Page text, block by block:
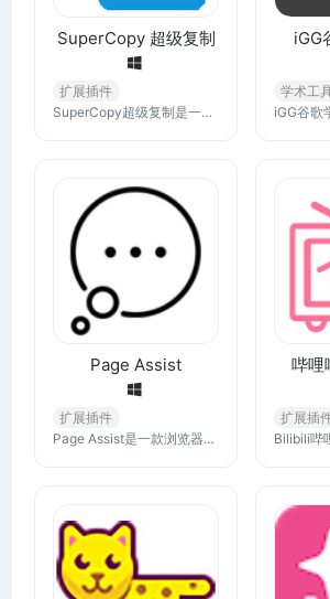
SuperCopy 超级复制
扩展插件
SuperCopy超级复制是一款用于解决特定网页上文字复制受限问题的浏览器插件。在浏览有些网页时，当你无法复制其中的部分文字时，SuperCopy插件可以轻松解决！
iGG
学术工
Page Assist
扩展插件
Page Assist是一款浏览器插件，可为您的本地 AI 模型提供侧边栏和 Web UI。它允许您从任何网页与您的模型进行交互。下载完后，拖动文件到浏览器扩展管理页面安装即可。
哔哩
扩展插